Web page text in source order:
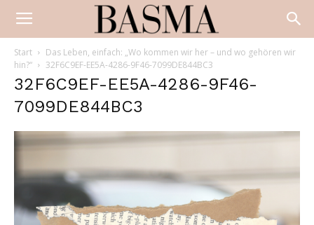
Start
Das Leben, einfach: „Wo kommen wir her – und wo gehören wir
hin?“
32F6C9EF-EE5A-4286-9F46-7099DE844BC3
32F6C9EF-EE5A-4286-9F46-
7099DE844BC3